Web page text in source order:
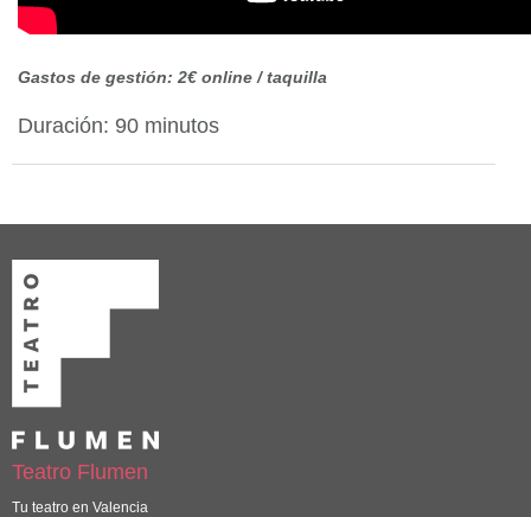
Gastos de gestión: 2€ online / taquilla
Duración: 90 minutos
Teatro Flumen
Tu teatro en Valencia